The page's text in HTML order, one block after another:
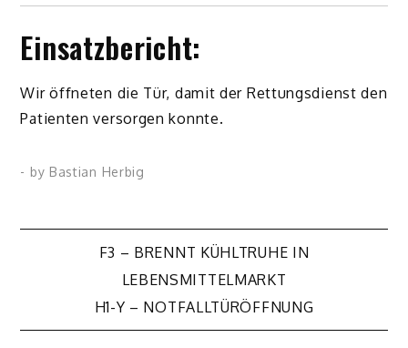
Einsatzbericht:
Wir öffneten die Tür, damit der Rettungsdienst den
Patienten versorgen konnte.
- by Bastian Herbig
Beitragsnavigation
F3 – BRENNT KÜHLTRUHE IN
LEBENSMITTELMARKT
H1-Y – NOTFALLTÜRÖFFNUNG